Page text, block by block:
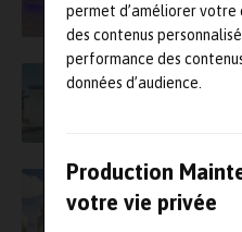
permet d’améliorer
des contenus
performance des
données d’audience.
Production
votre vie privée
Arrêts de
énergétique
Optimiser
avec Tibbloc